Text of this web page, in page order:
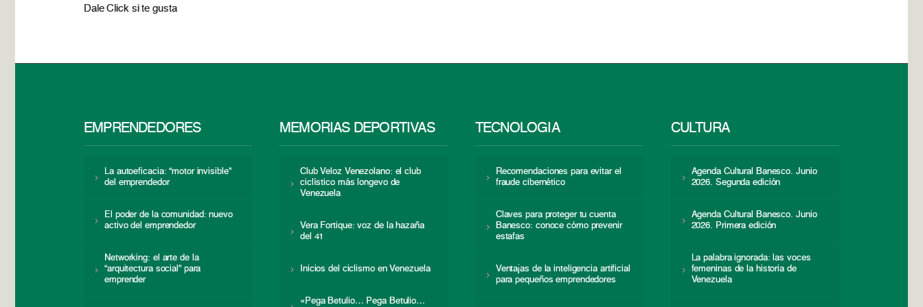
Dale Click si te gusta
EMPRENDEDORES
La autoeficacia: “motor invisible”
del emprendedor
El poder de la comunidad: nuevo
activo del emprendedor
Networking: el arte de la
“arquitectura social” para
emprender
MEMORIAS DEPORTIVAS
Club Veloz Venezolano: el club
ciclístico más longevo de
Venezuela
Vera Fortique: voz de la hazaña
del 41
Inicios del ciclismo en Venezuela
«Pega Betulio… Pega Betulio…
TECNOLOGÍA
Recomendaciones para evitar el
fraude cibernético
Claves para proteger tu cuenta
Banesco: conoce cómo prevenir
estafas
Ventajas de la inteligencia artificial
para pequeños emprendedores
CULTURA
Agenda Cultural Banesco. Junio
2026. Segunda edición
Agenda Cultural Banesco. Junio
2026. Primera edición
La palabra ignorada: las voces
femeninas de la historia de
Venezuela